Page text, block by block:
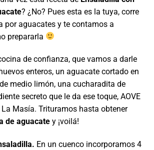
? ¿No? Pues esta es la tuya, corre
por aguacates y te contamos a
prepararla
de confianza, que vamos a darle
enteros, un aguacate cortado en
medio limón, una cucharadita de
secreto que le da ese toque, AOVE
Masía. Trituramos hasta obtener
de aguacate y ¡voilá!
En un cuenco incorporamos 4